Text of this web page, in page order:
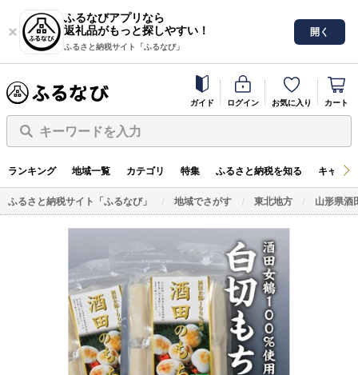
ふるなびアプリなら
返礼品がもっと探しやすい！
ふるさと納税サイト「ふるなび」
開く
ガイド ログイン お気に入り カート
キーワードを入力
ランキング 地域一覧 カテゴリ 特集 ふるさと納税を知る キャン
ふるさと納税サイト「ふるなび」 地域でさがす 東北地方 山形県酒